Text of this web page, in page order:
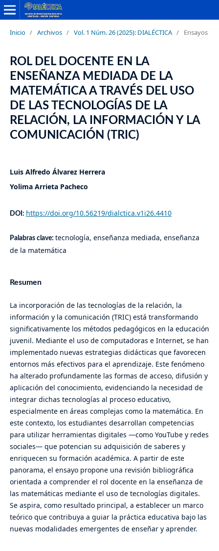
Inicio / Archivos / Vol. 1 Núm. 26 (2025): DIALÉCTICA / Ensayos
ROL DEL DOCENTE EN LA
ENSEÑANZA MEDIADA DE LA
MATEMÁTICA A TRAVÉS DEL USO
DE LAS TECNOLOGÍAS DE LA
RELACIÓN, LA INFORMACIÓN Y LA
COMUNICACIÓN (TRIC)
Luis Alfredo Álvarez Herrera
Yolima Arrieta Pacheco
DOI: https://doi.org/10.56219/dialctica.v1i26.4410
Palabras clave: tecnología, enseñanza mediada, enseñanza
de la matemática
Resumen
La incorporación de las tecnologías de la relación, la
información y la comunicación (TRIC) está transformando
significativamente los métodos pedagógicos en la educación
juvenil. Mediante el uso de computadoras e Internet, se han
implementado nuevas estrategias didácticas que favorecen
entornos más efectivos para el aprendizaje. Este fenómeno
ha alterado profundamente las formas de acceso, difusión y
aplicación del conocimiento, evidenciando la necesidad de
integrar dichas tecnologías al proceso educativo,
especialmente en áreas complejas como la matemática. En
este contexto, los estudiantes desarrollan competencias
para utilizar herramientas digitales —como YouTube y redes
sociales— que potencian su adquisición de saberes y
enriquecen su formación académica. A partir de este
panorama, el ensayo propone una revisión bibliográfica
orientada a comprender el rol docente en la enseñanza de
las matemáticas mediante el uso de tecnologías digitales.
Se aspira, como resultado principal, a establecer un marco
teórico que contribuya a guiar la práctica educativa bajo las
nuevas modalidades emergentes de enseñar y aprender.